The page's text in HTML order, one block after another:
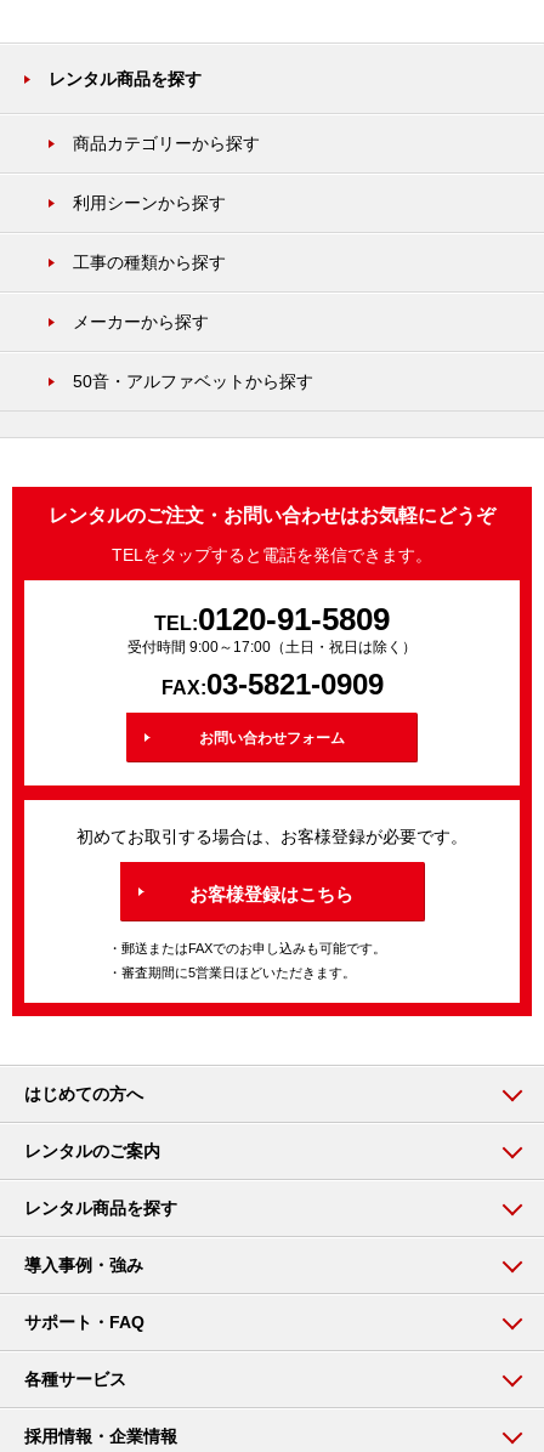
レンタル商品を探す
商品カテゴリーから探す
利用シーンから探す
工事の種類から探す
メーカーから探す
50音・アルファベットから探す
レンタルのご注文・お問い合わせはお気軽にどうぞ
TELをタップすると電話を発信できます。
TEL:0120-91-5809
受付時間 9:00～17:00（土日・祝日は除く）
FAX:03-5821-0909
お問い合わせフォーム
初めてお取引する場合は、お客様登録が必要です。
お客様登録はこちら
・郵送またはFAXでのお申し込みも可能です。
・審査期間に5営業日ほどいただきます。
はじめての方へ
レンタルのご案内
レンタル商品を探す
導入事例・強み
サポート・FAQ
各種サービス
採用情報・企業情報